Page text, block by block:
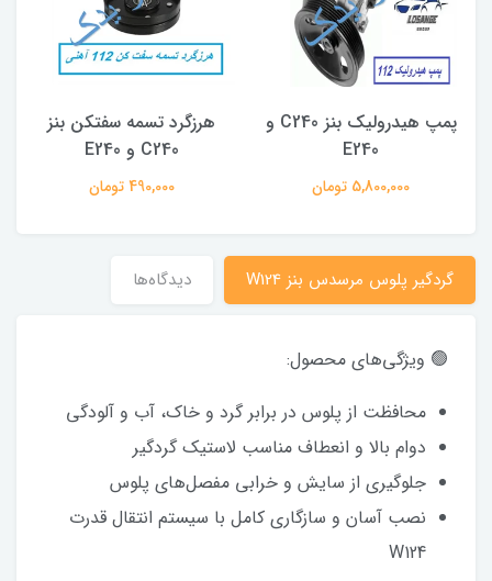
هرزگرد تسمه سفتکن بنز
C240 و E240
490,000 تومان
واتر پمپ بنز کپل 200 مدل
1994
3,500,000 تومان
گردگیر پلوس مرسدس بنز W124 دیدگاه‌ها
🟢 ویژگی‌های محصول:
محافظت از پلوس در برابر گرد و خاک، آب و آلودگی
دوام بالا و انعطاف مناسب لاستیک گردگیر
جلوگیری از سایش و خرابی مفصل‌های پلوس
نصب آسان و سازگاری کامل با سیستم انتقال قدرت
W124